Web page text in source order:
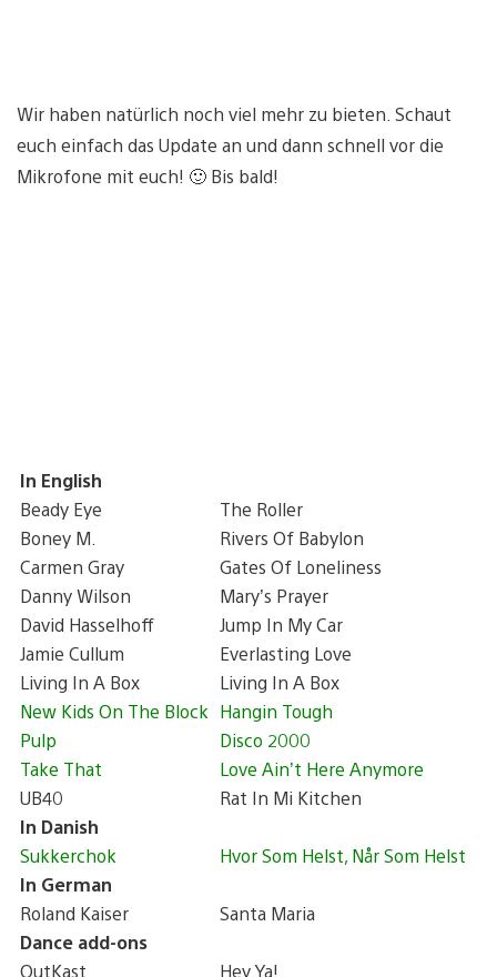
Wir haben natürlich noch viel mehr zu bieten. Schaut
euch einfach das Update an und dann schnell vor die
Mikrofone mit euch! 🙂 Bis bald!
In English
Beady Eye
The Roller
Boney M.
Rivers Of Babylon
Carmen Gray
Gates Of Loneliness
Danny Wilson
Mary’s Prayer
David Hasselhoff
Jump In My Car
Jamie Cullum
Everlasting Love
Living In A Box
Living In A Box
New Kids On The Block Hangin Tough
Pulp
Disco 2000
Take That
Love Ain’t Here Anymore
UB40
Rat In Mi Kitchen
In Danish
Sukkerchok
Hvor Som Helst, Når Som Helst
In German
Roland Kaiser
Santa Maria
Dance add-ons
OutKast
Hey Ya!